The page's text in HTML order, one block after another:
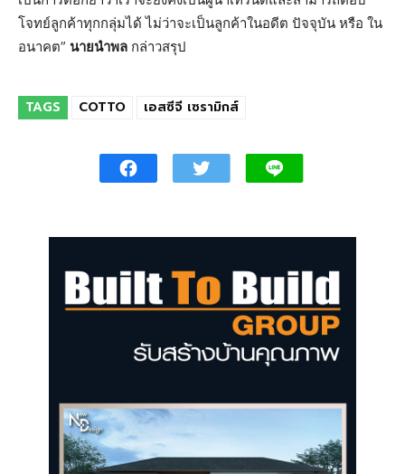
โจทย์ลูกค้าทุกกลุ่มได้ ไม่ว่าจะเป็นลูกค้าในอดีต ปัจจุบัน หรือ ใน
อนาคต” นายนำพล กล่าวสรุป
TAGS COTTO เอสซีจี เซรามิกส์